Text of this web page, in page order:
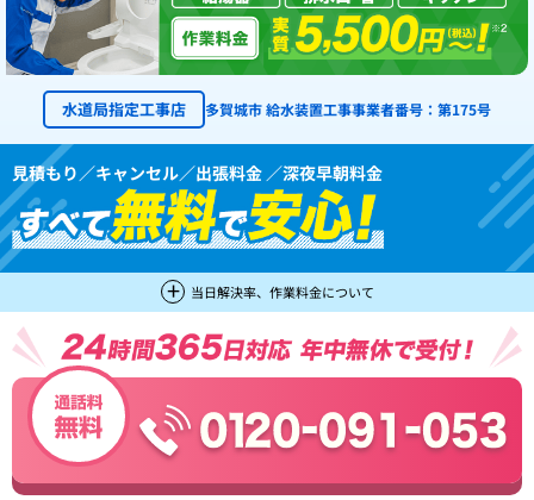
水道局指定工事店 多賀城市 給水装置工事事業者番号：第175号
見積もり／キャンセル／出張料金 ／深夜早朝料金
当日解決率、作業料金について